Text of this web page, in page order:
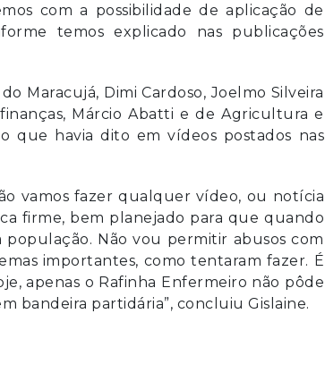
com a possibilidade de aplicação de
temos explicado nas publicações
Maracujá, Dimi Cardoso, Joelmo Silveira
Márcio Abatti e de Agricultura e
que havia dito em vídeos postados nas
vamos fazer qualquer vídeo, ou notícia
firme, bem planejado para que quando
Não vou permitir abusos com
importantes, como tentaram fazer. É
apenas o Rafinha Enfermeiro não pôde
bandeira partidária”, concluiu Gislaine.